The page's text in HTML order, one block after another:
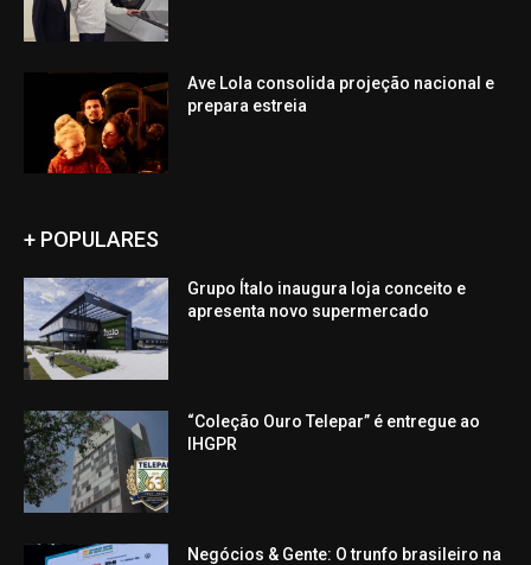
Ave Lola consolida projeção nacional e
prepara estreia
+ POPULARES
Grupo Ítalo inaugura loja conceito e
apresenta novo supermercado
“Coleção Ouro Telepar” é entregue ao
IHGPR
Negócios & Gente: O trunfo brasileiro na